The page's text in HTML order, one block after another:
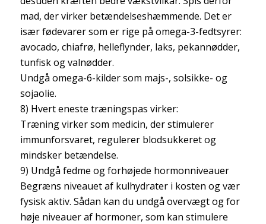
mad, der virker betændelseshæmmende. Det er
især fødevarer som er rige på omega-3-fedtsyrer:
avocado, chiafrø, helleflynder, laks, pekannødder,
tunfisk og valnødder.
Undgå omega-6-kilder som majs-, solsikke- og
sojaolie.
8) Hvert eneste træningspas virker:
Træning virker som medicin, der stimulerer
immunforsvaret, regulerer blodsukkeret og
mindsker betændelse.
9) Undgå fedme og forhøjede hormonniveauer
Begræns niveauet af kulhydrater i kosten og vær
fysisk aktiv. Sådan kan du undgå overvægt og for
høje niveauer af hormoner, som kan stimulere